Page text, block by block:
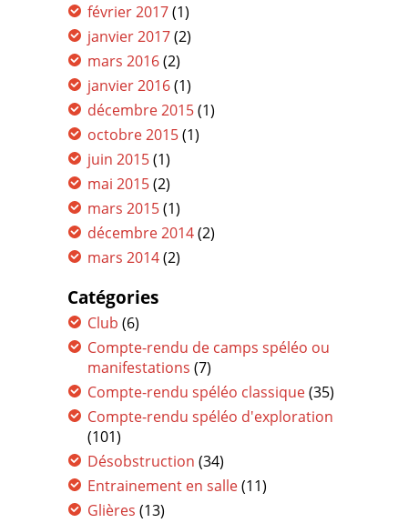
février 2017(1)
janvier 2017(2)
mars 2016(2)
janvier 2016(1)
décembre 2015(1)
octobre 2015(1)
juin 2015(1)
mai 2015(2)
mars 2015(1)
décembre 2014(2)
mars 2014(2)
Catégories
Club (6)
Compte-rendu de camps spéléo ou
manifestations (7)
Compte-rendu spéléo classique(35)
Compte-rendu spéléo d'exploration
(101)
Désobstruction (34)
Entrainement en salle(11)
Glières (13)